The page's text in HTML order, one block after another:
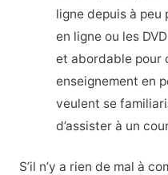
ligne depuis à peu
en ligne ou les
et abordable pour
enseignement en
veulent se
d’assister à un
S’il n’y a rien de mal à